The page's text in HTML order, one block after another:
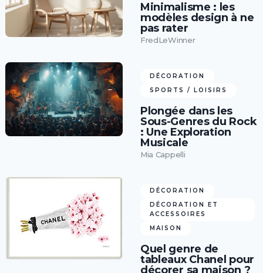
Minimalisme : les
modèles design à ne
pas rater
FredLeWinner
DÉCORATION
SPORTS / LOISIRS
Plongée dans les
Sous-Genres du Rock
: Une Exploration
Musicale
Mia Cappelli
DÉCORATION
DÉCORATION ET
ACCESSOIRES
MAISON
Quel genre de
tableaux Chanel pour
décorer sa maison ?